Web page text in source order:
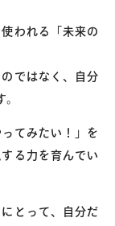
われる「未来の
ではなく、自分
てみたい！」を
る力を育んでい
とって、自分だ